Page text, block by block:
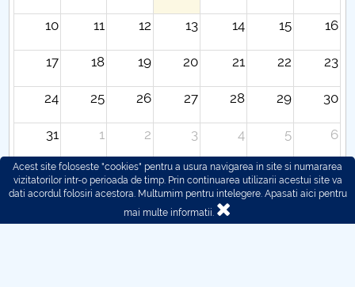
10 11 12 13 14 15 16
17 18 19 20 21 22 23
24 25 26 27 28 29 30
31 1 2 3 4 5 6
Acest site foloseste "cookies" pentru a usura navigarea in site si numararea
vizitatorilor intr-o perioada de timp. Prin continuarea utilizarii acestui site va
dati acordul folosiri acestora. Multumim pentru intelegere. Apasati aici pentru
mai multe informatii.